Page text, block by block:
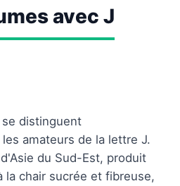
avec J
distinguent
amateurs de la lettre J.
du Sud-Est, produit
la chair sucrée et fibreuse,